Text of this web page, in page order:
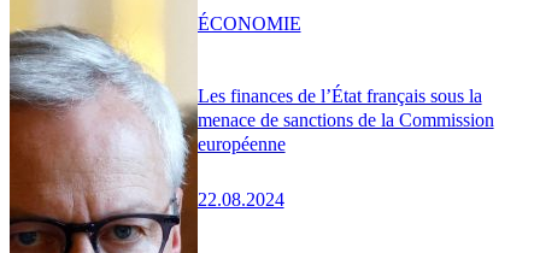
Les finances de l’État français sous la
menace de sanctions de la Commission
européenne
22.08.2024
ÉCONOMIE